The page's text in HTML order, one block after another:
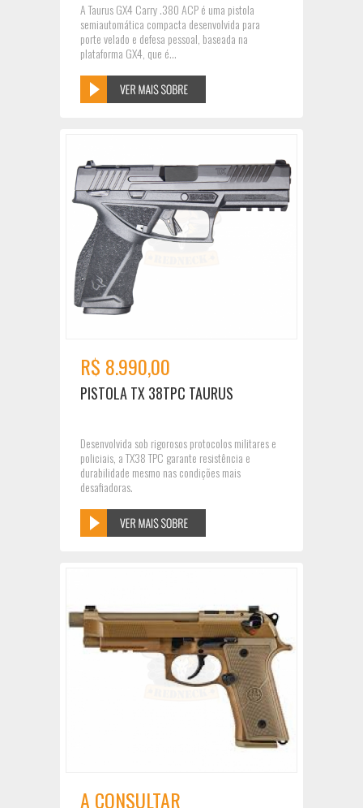
A Taurus GX4 Carry .380 ACP é uma pistola
semiautomática compacta desenvolvida para
porte velado e defesa pessoal, baseada na
plataforma GX4, que é...
R$ 8.990,00
PISTOLA TX 38TPC TAURUS
Desenvolvida sob rigorosos protocolos militares e
policiais, a TX38 TPC garante resistência e
durabilidade mesmo nas condições mais
desafiadoras.
A CONSULTAR